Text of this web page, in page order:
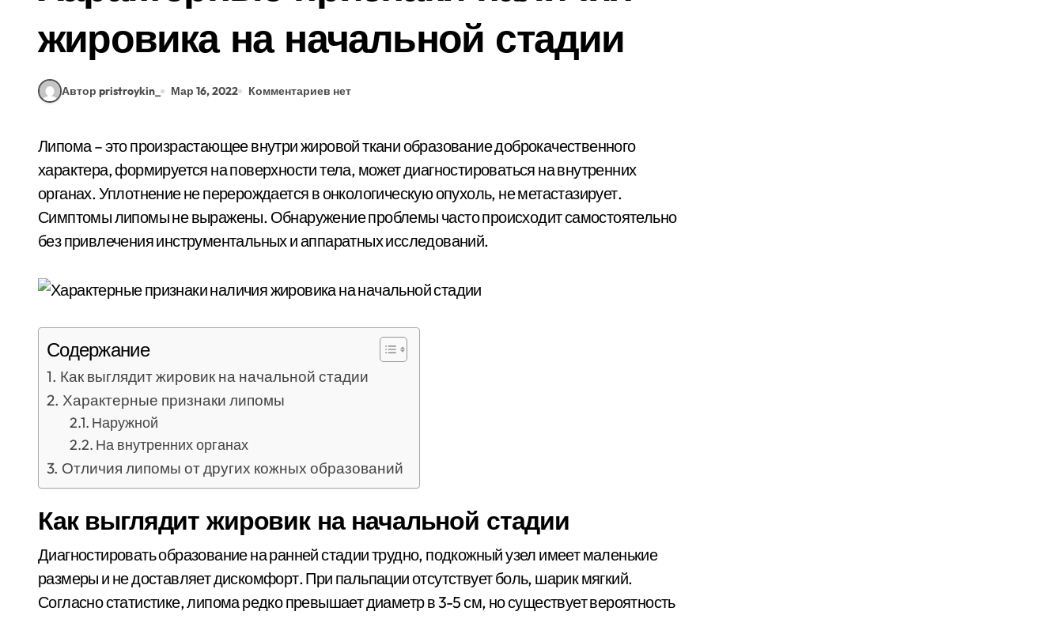
жировика на начальной стадии
Автор pristroykin_ Мар 16, 2022 Комментариев нет
Липома – это произрастающее внутри жировой ткани образование доброкачественного
характера, формируется на поверхности тела, может диагностироваться на внутренних
органах. Уплотнение не перерождается в онкологическую опухоль, не метастазирует.
Симптомы липомы не выражены. Обнаружение проблемы часто происходит самостоятельно
без привлечения инструментальных и аппаратных исследований.
Содержание
Как выглядит жировик на начальной стадии
Характерные признаки липомы
Наружной
На внутренних органах
Отличия липомы от других кожных образований
Как выглядит жировик на начальной стадии
Диагностировать образование на ранней стадии трудно, подкожный узел имеет маленькие
размеры и не доставляет дискомфорт. При пальпации отсутствует боль, шарик мягкий.
Согласно статистике, липома редко превышает диаметр в 3-5 см, но существует вероятность